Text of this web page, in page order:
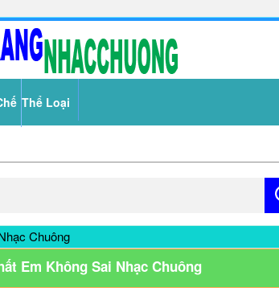
Thể Loại
Chuông
Em Không Sai Nhạc Chuông